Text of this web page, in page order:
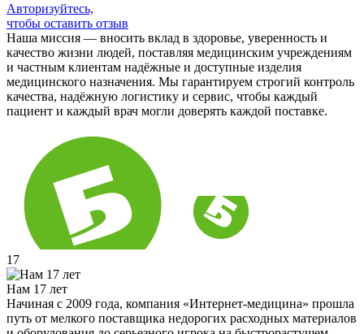
Авторизуйтесь,
чтобы оставить отзыв
Наша миссия — вносить вклад в здоровье, уверенность и
качество жизни людей, поставляя медицинским учреждениям
и частным клиентам надёжные и доступные изделия
медицинского назначения. Мы гарантируем строгий контроль
качества, надёжную логистику и сервис, чтобы каждый
пациент и каждый врач могли доверять каждой поставке.
17
Нам 17 лет
Начиная с 2009 года, компания «Интернет-медицина» прошла
путь от мелкого поставщика недорогих расходных материалов